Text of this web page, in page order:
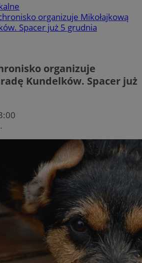
organizuje Mikołajkową
Spacer już 5 grudnia
organizuje
Kundelków. Spacer już